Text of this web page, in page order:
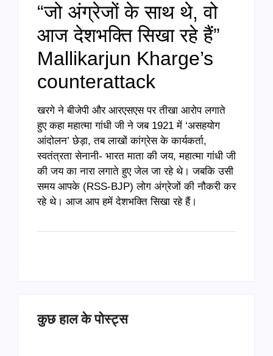
“जो अंग्रेजों के साथ थे, वो
आज देशभक्ति सिखा रहे हैं”
Mallikarjun Kharge’s
counterattack
खरगे ने बीजेपी और आरएसएस पर तीखा आरोप लगाते
हुए कहा महात्मा गांधी जी ने जब 1921 में ‘असहयोग
आंदोलन’ छेड़ा, तब लाखों कांग्रेस के कार्यकर्ता,
स्वतंत्रता सेनानी- भारत माता की जय, महात्मा गांधी जी
की जय का नारा लगाते हुए जेल जा रहे थे। जबकि उसी
समय आपके (RSS-BJP) लोग अंग्रेजों की नौकरी कर
रहे थे। आज आप हमें देशभक्ति सिखा रहे हैं।
कुछ हाल के पोस्ट्स